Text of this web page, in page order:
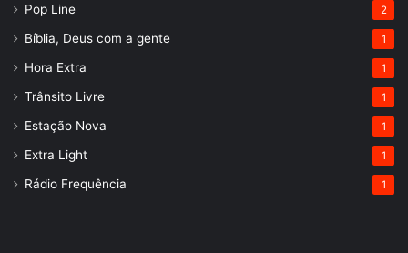
Pop Line 2
Bíblia, Deus com a gente 1
Hora Extra 1
Trânsito Livre 1
Estação Nova 1
Extra Light 1
Rádio Frequência 1